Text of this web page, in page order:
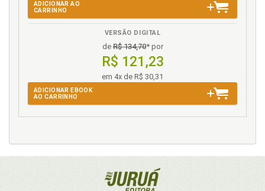
ADICIONAR AO
CARRINHO
VERSÃO DIGITAL
deR$ 134,70* por
R$ 121,23
em 4x de R$ 30,31
ADICIONAR EBOOK
AO CARRINHO